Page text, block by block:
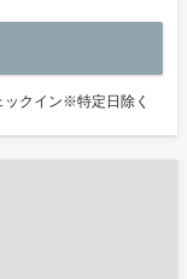
クイン※特定日除く